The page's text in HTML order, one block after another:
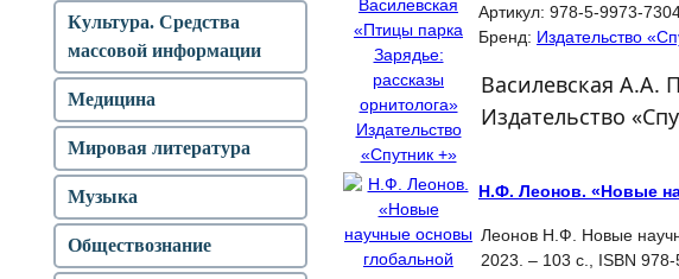
Артикул: 978-5-9973-
Бренд: Издательство
Василевская А.А.
Издательство
Н.Ф. Леонов. «Новые
Леонов Н.Ф. Новые
2023. – 103 с., ISBN
Культура. Средства
массовой информации
Медицина
Мировая литература
Музыка
Обществознание